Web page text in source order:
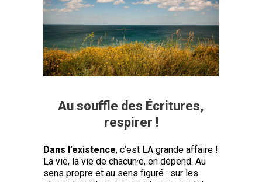
Au souffle des Écritures,
respirer !
Dans l’existence, c’est LA grande affaire !
La vie, la vie de chacun·e, en dépend. Au
sens propre et au sens figuré : sur les